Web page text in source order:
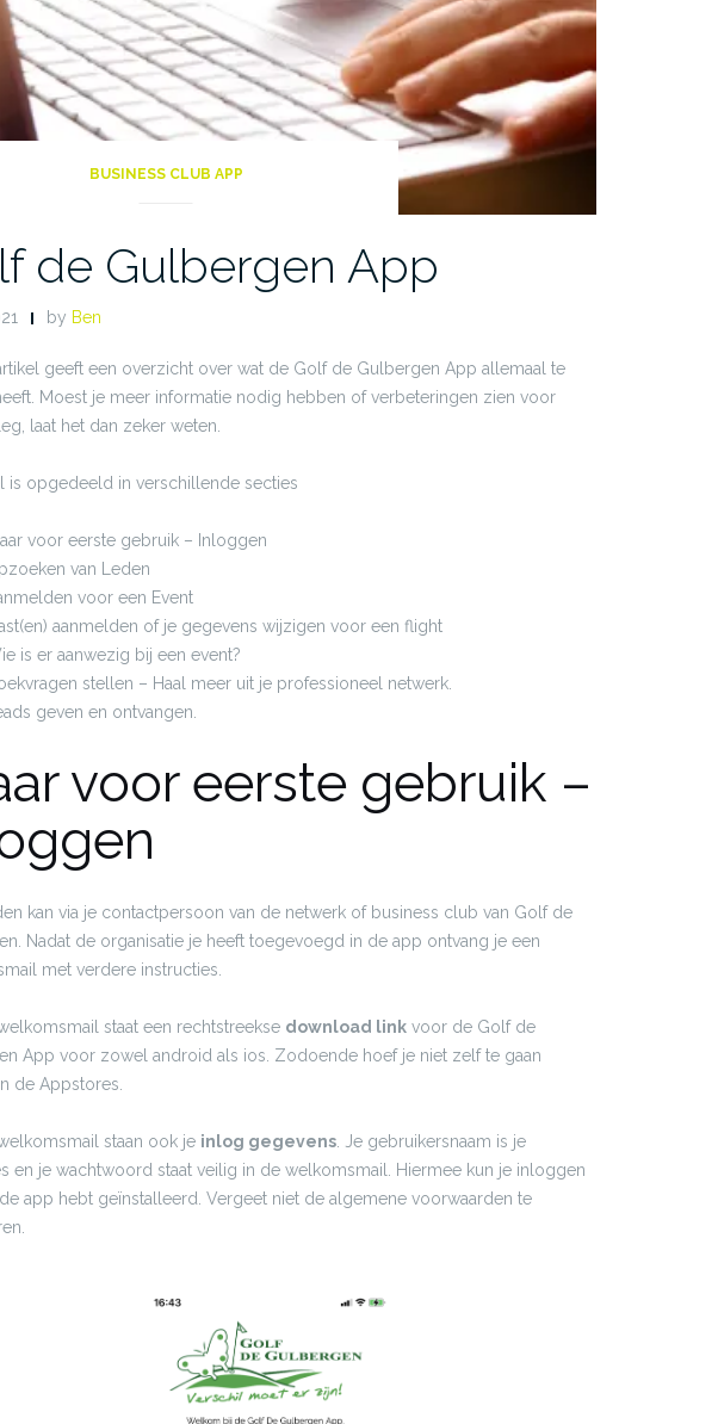
BUSINESS CLUB APP
de Gulbergen App
by Ben
geeft een overzicht over wat de Golf de Gulbergen App allemaal te
Moest je meer informatie nodig hebben of verbeteringen zien voor
laat het dan zeker weten.
is opgedeeld in verschillende secties
voor eerste gebruik – Inloggen
van Leden
voor een Event
aanmelden of je gegevens wijzigen voor een flight
is er aanwezig bij een event?
stellen – Haal meer uit je professioneel netwerk.
geven en ontvangen.
voor eerste gebruik –
kan via je contactpersoon van de netwerk of business club van Golf de
Nadat de organisatie je heeft toegevoegd in de app ontvang je een
met verdere instructies.
staat een rechtstreekse download link voor de Golf de
App voor zowel android als ios. Zodoende hoef je niet zelf te gaan
de Appstores.
staan ook je inlog gegevens . Je gebruikersnaam is je
en je wachtwoord staat veilig in de welkomsmail. Hiermee kun je inloggen
app hebt geïnstalleerd. Vergeet niet de algemene voorwaarden te